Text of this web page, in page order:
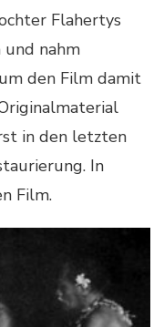
Flahertys
und nahm
den Film damit
in den letzten
In
Film.